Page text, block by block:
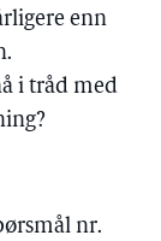
enn
i tråd med
nr.